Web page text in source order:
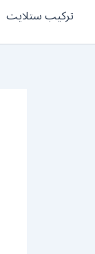
تركيب ستلايت